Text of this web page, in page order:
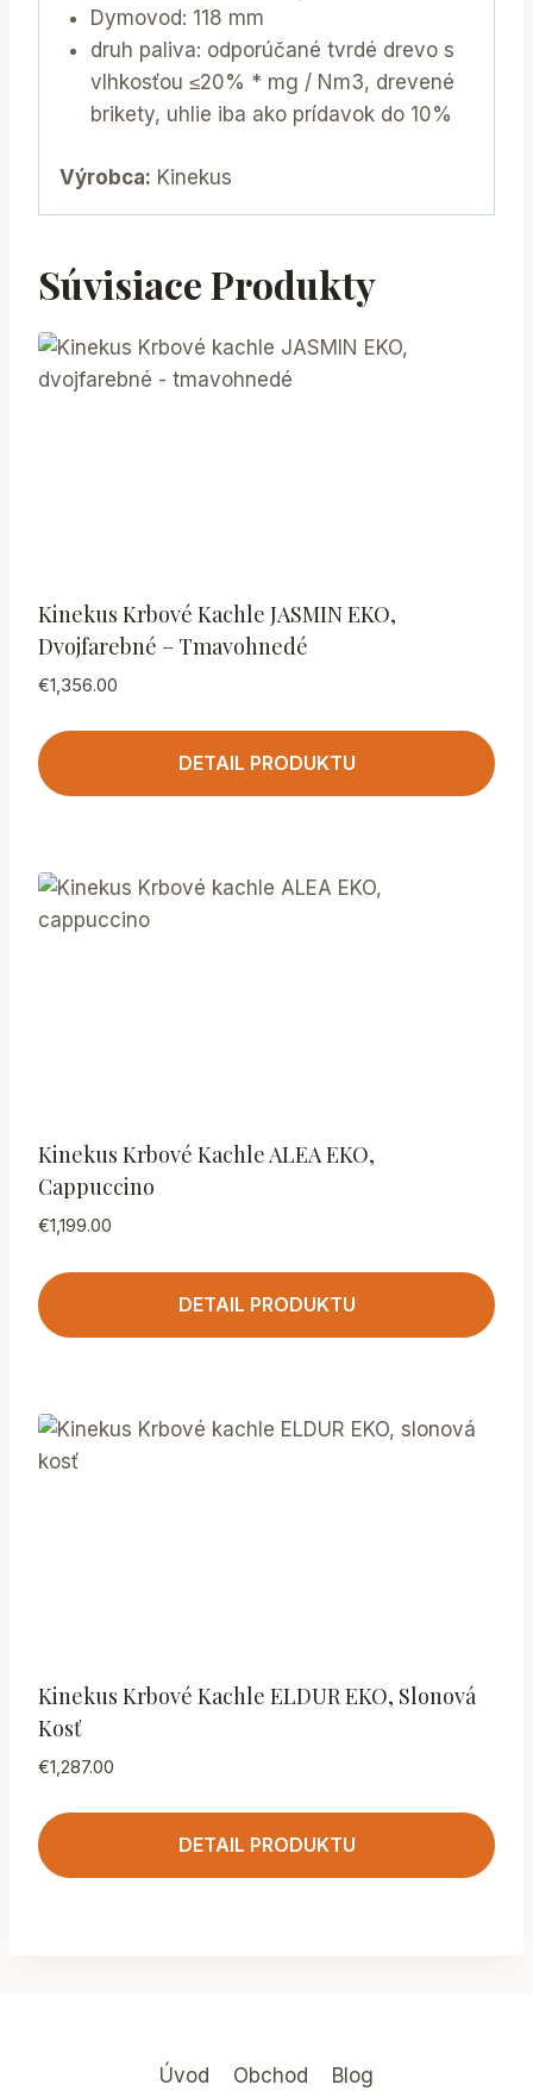
Dymovod: 118 mm
druh paliva: odporúčané tvrdé drevo s
vlhkosťou ≤20% * mg / Nm3, drevené
brikety, uhlie iba ako prídavok do 10%
Výrobca: Kinekus
Súvisiace Produkty
Kinekus Krbové Kachle JASMIN EKO,
Dvojfarebné – Tmavohnedé
€1,356.00
DETAIL PRODUKTU
Kinekus Krbové Kachle ALEA EKO,
Cappuccino
€1,199.00
DETAIL PRODUKTU
Kinekus Krbové Kachle ELDUR EKO, Slonová
Kosť
€1,287.00
DETAIL PRODUKTU
Úvod Obchod Blog